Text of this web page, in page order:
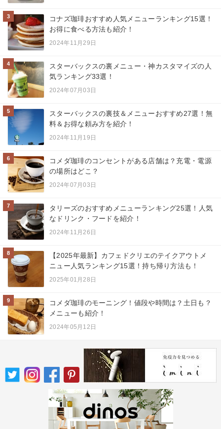
3
コナズ珈琲おすすめ人気メニューランキング15選！
お得に食べる方法も紹介！
2024年11月29日
4
スターバックスの裏メニュー・神カスタマイズの人
気ランキング33選！
2024年07月03日
5
スターバックスの裏技＆メニューおすすめ27選！無
料＆お得な頼み方を紹介！
2024年11月19日
6
コメダ珈琲のコンセントがある店舗は？充電・電源
の場所はどこ？
2024年07月03日
7
タリーズのおすすめメニューランキング25選！人気
なドリンク・フードを紹介！
2024年11月26日
8
【2025年最新】カフェドクリエのテイクアウトメ
ニュー人気ランキング15選！持ち帰り方法も！
2025年01月28日
9
コメダ珈琲のモーニング！値段や時間は？土日も？
メニューも紹介！
2024年05月12日